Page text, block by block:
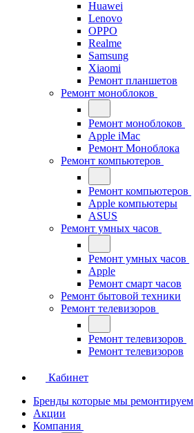
Huawei
Lenovo
OPPO
Realme
Samsung
Xiaomi
Ремонт планшетов
Ремонт моноблоков
Ремонт моноблоков
Apple iMac
Ремонт Моноблока
Ремонт компьютеров
Ремонт компьютеров
Apple компьютеры
ASUS
Ремонт умных часов
Ремонт умных часов
Apple
Ремонт смарт часов
Ремонт бытовой техники
Ремонт телевизоров
Ремонт телевизоров
Ремонт телевизоров
Кабинет
Бренды которые мы ремонтируем
Акции
Компания